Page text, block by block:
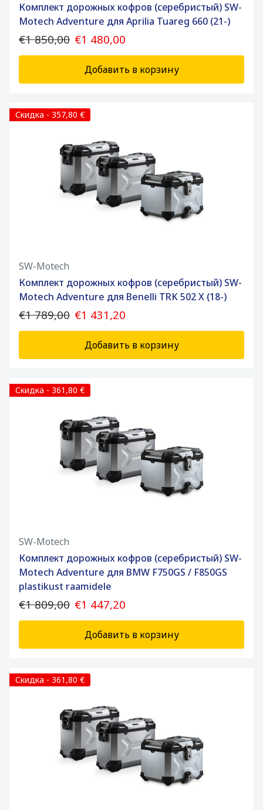
Комплект дорожных кофров (серебристый) SW-
Motech Adventure для Aprilia Tuareg 660 (21-)
€1 850,00 €1 480,00
Добавить в корзину
Скидка - 357,80 €
SW-Motech
Комплект дорожных кофров (серебристый) SW-
Motech Adventure для Benelli TRK 502 X (18-)
€1 789,00 €1 431,20
Добавить в корзину
Скидка - 361,80 €
SW-Motech
Комплект дорожных кофров (серебристый) SW-
Motech Adventure для BMW F750GS / F850GS
plastikust raamidele
€1 809,00 €1 447,20
Добавить в корзину
Скидка - 361,80 €